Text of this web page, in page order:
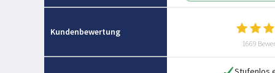
Kundenbewertung
1669